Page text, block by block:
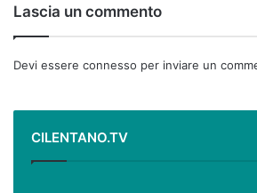
Lascia un commento
Devi essere connesso per inviare un
CILENTANO.TV